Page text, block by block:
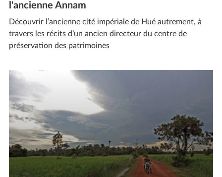
l'ancienne Annam
Découvrir l’ancienne cité impériale de Hué autrement, à
travers les récits d’un ancien directeur du centre de
préservation des patrimoines